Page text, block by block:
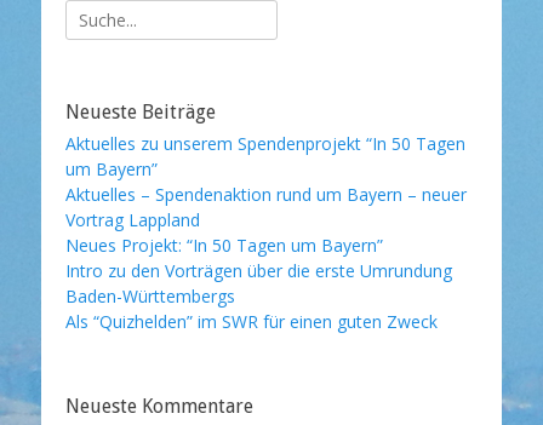
Suche
nach:
Neueste Beiträge
Aktuelles zu unserem Spendenprojekt “In 50 Tagen
um Bayern”
Aktuelles – Spendenaktion rund um Bayern – neuer
Vortrag Lappland
Neues Projekt: “In 50 Tagen um Bayern”
Intro zu den Vorträgen über die erste Umrundung
Baden-Württembergs
Als “Quizhelden” im SWR für einen guten Zweck
Neueste Kommentare